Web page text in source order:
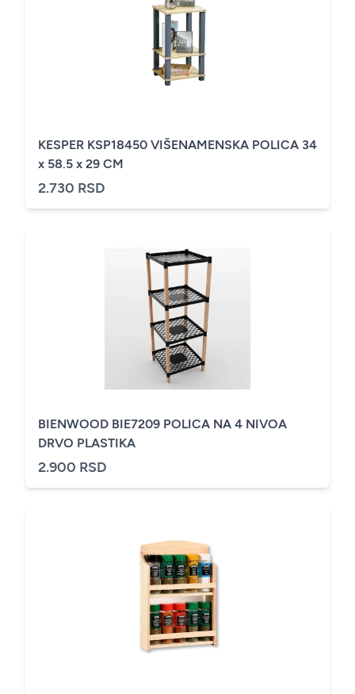
KESPER KSP18450 VIŠENAMENSKA POLICA 34
x 58.5 x 29 CM
2.730 RSD
BIENWOOD BIE7209 POLICA NA 4 NIVOA
DRVO PLASTIKA
2.900 RSD